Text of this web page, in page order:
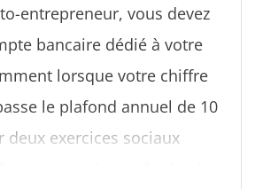
entrepreneur, vous devez
bancaire dédié à votre
lorsque votre chiffre
le plafond annuel de 10
deux exercices sociaux